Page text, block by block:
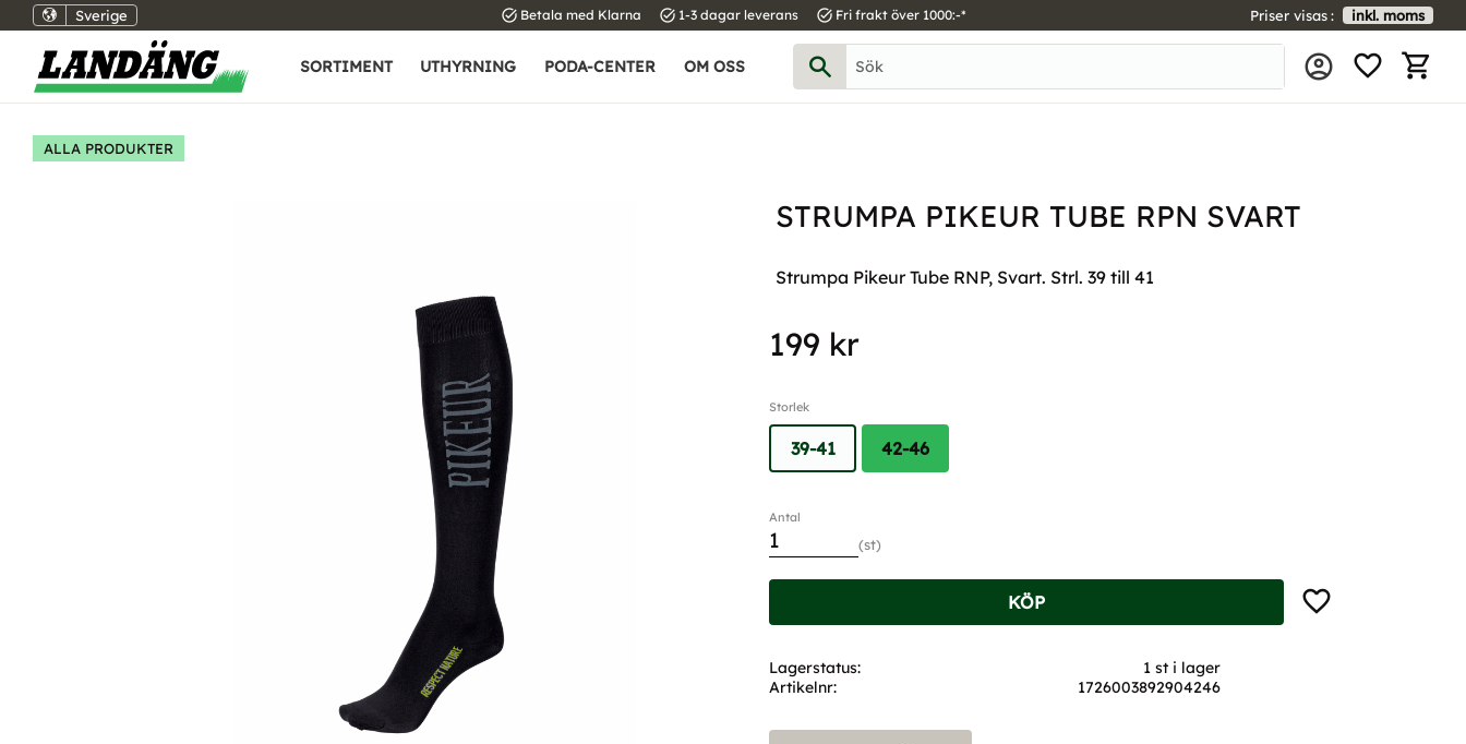
Sverige task_alt Betala med Klarna task_alt 1-3 dagar leverans task_alt Fri frakt över 1000:-* Priser visas inkl. moms
SORTIMENT UTHYRNING PODA-CENTER OM OSS
ALLA PRODUKTER
STRUMPA PIKEUR TUBE RPN SVART
Strumpa Pikeur Tube RNP, Svart. Strl. 39 till 41
199 kr
Storlek
39-41 42-46
Antal
st
KÖP Lägg till i favoriter
Lagerstatus
1 st i lager
Artikelnr
1726003892904246